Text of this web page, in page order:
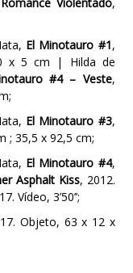
El Minotauro #1,
x 5 cm | Hilda de
#4 – Veste,
El Minotauro #3,
; 35,5 x 92,5 cm;
El Minotauro #4,
Asphalt Kiss, 2012.
Vídeo, 3’50’’;
Objeto, 63 x 12 x